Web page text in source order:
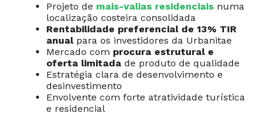
Projeto de mais-valias residenciaisnuma
localização costeira consolidada
Rentabilidade preferencial de 13% TIR
anualpara os investidores da Urbanitae
Mercado com procura estrutural e
oferta limitadade produto de qualidade
Estratégia clara de desenvolvimento e
desinvestimento
Envolvente com forte atratividade turística
e residencial